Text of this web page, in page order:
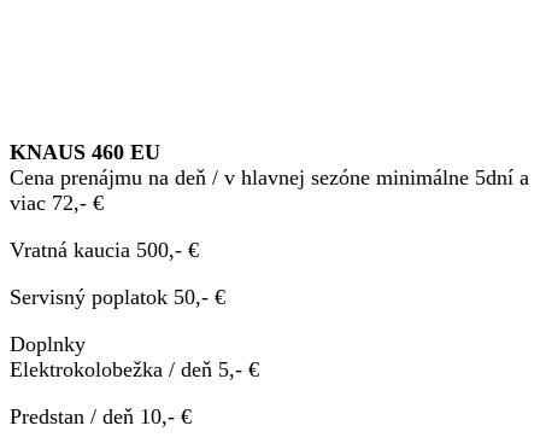
KNAUS 460 EU
Cena prenájmu na deň / v hlavnej sezóne minimálne 5dní a
viac 72,- €
Vratná kaucia 500,- €
Servisný poplatok 50,- €
Doplnky
Elektrokolobežka / deň 5,- €
Predstan / deň 10,- €